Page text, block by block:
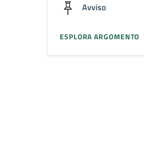
Avviso
ESPLORA ARGOMENTO